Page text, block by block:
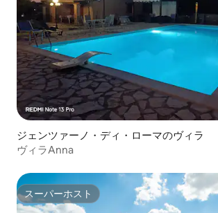
ジェンツァーノ・ディ・ローマのヴィラ
ヴィラAnna
スーパーホスト
スーパーホスト